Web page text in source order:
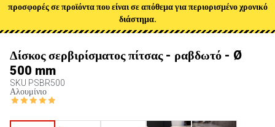
προσφορές σε προϊόντα που είναι σε απόθεμα για περιορισμένο χρονικό
διάστημα.
Δίσκος σερβιρίσματος πίτσας - ραβδωτό - Ø
500 mm
SKU PSBR500
Αλουμίνιο